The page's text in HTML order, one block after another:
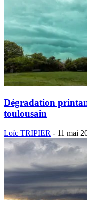
Dégradation
toulousain
Loïc TRIPIER - 11 mai